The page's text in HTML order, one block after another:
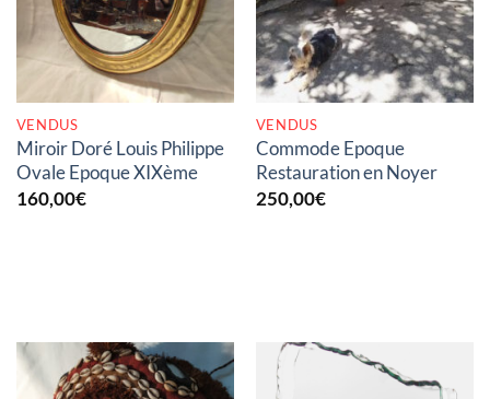
VENDUS
Miroir Doré Louis Philippe
Ovale Epoque XIXème
160,00€
VENDUS
Commode Epoque
Restauration en Noyer
250,00€